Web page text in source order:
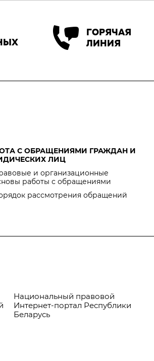
ГОРЯЧАЯ
ЛИНИЯ
С ОБРАЩЕНИЯМИ ГРАЖДАН И
ЛИЦ
и организационные
работы с обращениями
рассмотрения обращений
Национальный правовой
Интернет-портал Республики
Беларусь